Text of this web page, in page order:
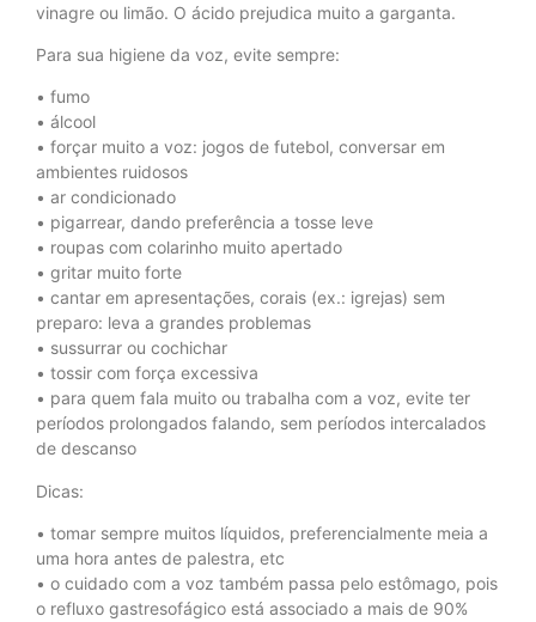
vinagre ou limão. O ácido prejudica muito a garganta.
Para sua higiene da voz, evite sempre:
• fumo
• álcool
• forçar muito a voz: jogos de futebol, conversar em
ambientes ruidosos
• ar condicionado
• pigarrear, dando preferência a tosse leve
• roupas com colarinho muito apertado
• gritar muito forte
• cantar em apresentações, corais (ex.: igrejas) sem
preparo: leva a grandes problemas
• sussurrar ou cochichar
• tossir com força excessiva
• para quem fala muito ou trabalha com a voz, evite ter
períodos prolongados falando, sem períodos intercalados
de descanso
Dicas:
• tomar sempre muitos líquidos, preferencialmente meia a
uma hora antes de palestra, etc
• o cuidado com a voz também passa pelo estômago, pois
o refluxo gastresofágico está associado a mais de 90%